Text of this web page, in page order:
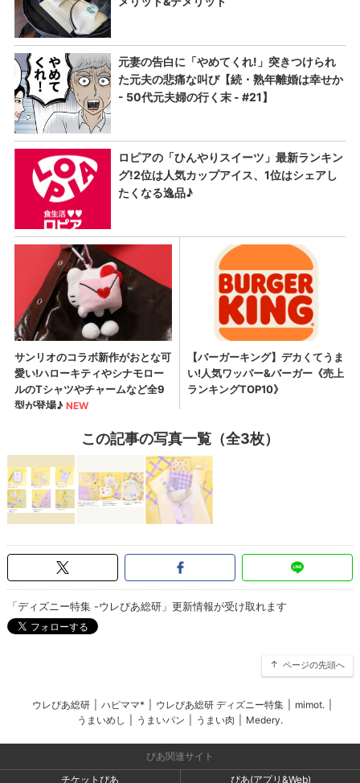
この記事の写真一覧（全3枚）
「ディズニー特集 -ウレぴあ総研」更新情報が受け取れます
ページの先頭へ
ウレぴあ総研 ハピママ* ウレぴあ総研 ディズニー特集 mimot.
うまいめし
うまいパン うまい肉 Medery.
ぴあ関連サイト
チケットぴあ
ぴあ(アプリ&Web)